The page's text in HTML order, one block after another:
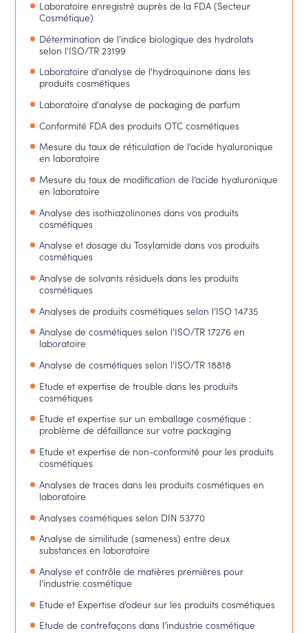
Laboratoire enregistré auprès de la FDA (Secteur
Cosmétique)
Détermination de l'indice biologique des hydrolats
selon l'ISO/TR 23199
Laboratoire d'analyse de l'hydroquinone dans les
produits cosmétiques
Laboratoire d'analyse de packaging de parfum
Conformité FDA des produits OTC cosmétiques
Mesure du taux de réticulation de l’acide hyaluronique
en laboratoire
Mesure du taux de modification de l’acide hyaluronique
en laboratoire
Analyse des isothiazolinones dans vos produits
cosmétiques
Analyse et dosage du Tosylamide dans vos produits
cosmétiques
Analyse de solvants résiduels dans les produits
cosmétiques
Analyses de produits cosmétiques selon l'ISO 14735
Analyse de cosmétiques selon l'ISO/TR 17276 en
laboratoire
Analyse de cosmétiques selon l'ISO/TR 18818
Etude et expertise de trouble dans les produits
cosmétiques
Etude et expertise sur un emballage cosmétique :
problème de défaillance sur votre packaging
Etude et expertise de non-conformité pour les produits
cosmétiques
Analyses de traces dans les produits cosmétiques en
laboratoire
Analyses cosmétiques selon DIN 53770
Analyse de similitude (sameness) entre deux
substances en laboratoire
Analyse et contrôle de matières premières pour
l'industrie cosmétique
Etude et Expertise d’odeur sur les produits cosmétiques
Etude de contrefaçons dans l’industrie cosmétique